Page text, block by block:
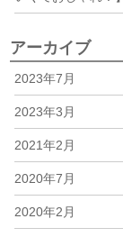
アーカイブ
2023年7月
2023年3月
2021年2月
2020年7月
2020年2月